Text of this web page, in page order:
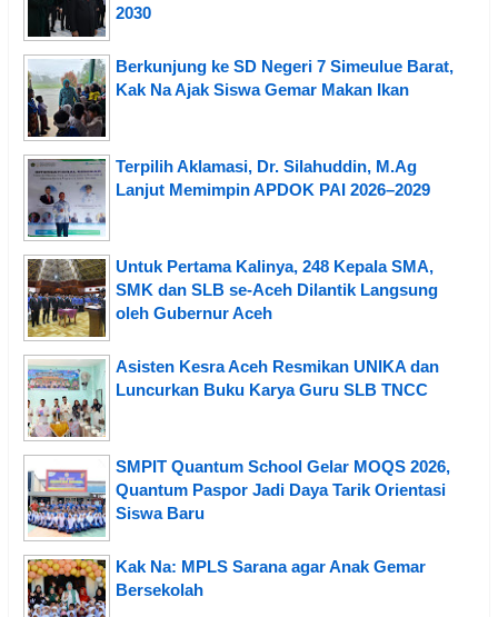
2030
Berkunjung ke SD Negeri 7 Simeulue Barat,
Kak Na Ajak Siswa Gemar Makan Ikan
Terpilih Aklamasi, Dr. Silahuddin, M.Ag
Lanjut Memimpin APDOK PAI 2026–2029
Untuk Pertama Kalinya, 248 Kepala SMA,
SMK dan SLB se-Aceh Dilantik Langsung
oleh Gubernur Aceh
Asisten Kesra Aceh Resmikan UNIKA dan
Luncurkan Buku Karya Guru SLB TNCC
SMPIT Quantum School Gelar MOQS 2026,
Quantum Paspor Jadi Daya Tarik Orientasi
Siswa Baru
Kak Na: MPLS Sarana agar Anak Gemar
Bersekolah